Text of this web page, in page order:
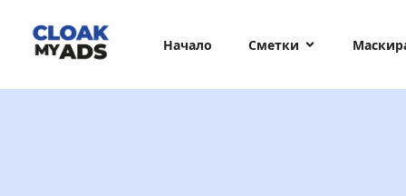
Начало Сметки